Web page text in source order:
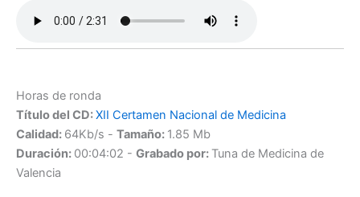
Horas de ronda
Título del CD:XII Certamen Nacional de Medicina
Calidad: 64Kb/s - Tamaño: 1.85 Mb
Duración: 00:04:02 - Grabado por: Tuna de Medicina de
Valencia